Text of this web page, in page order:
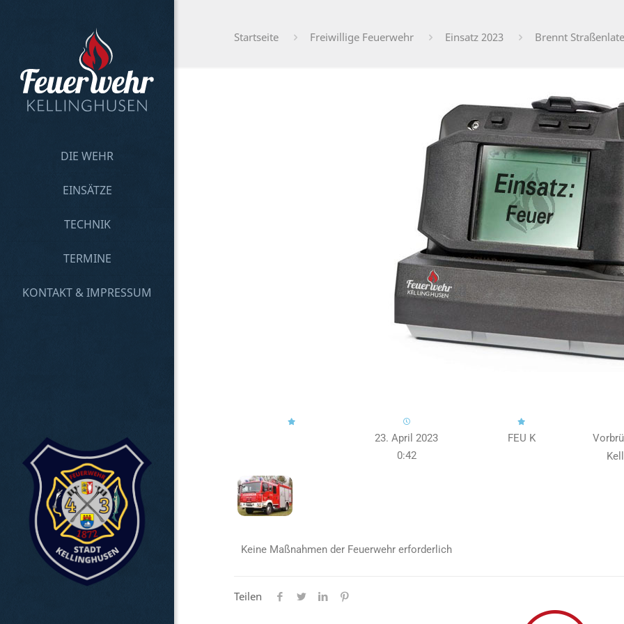
DIE WEHR
EINSÄTZE
TECHNIK
TERMINE
KONTAKT & IMPRESSUM
Startseite Freiwillige Feuerwehr Einsatz 2023 Brennt
23. April 2023
0:42
FEU K
Keine Maßnahmen der Feuerwehr erforderlich
Teilen